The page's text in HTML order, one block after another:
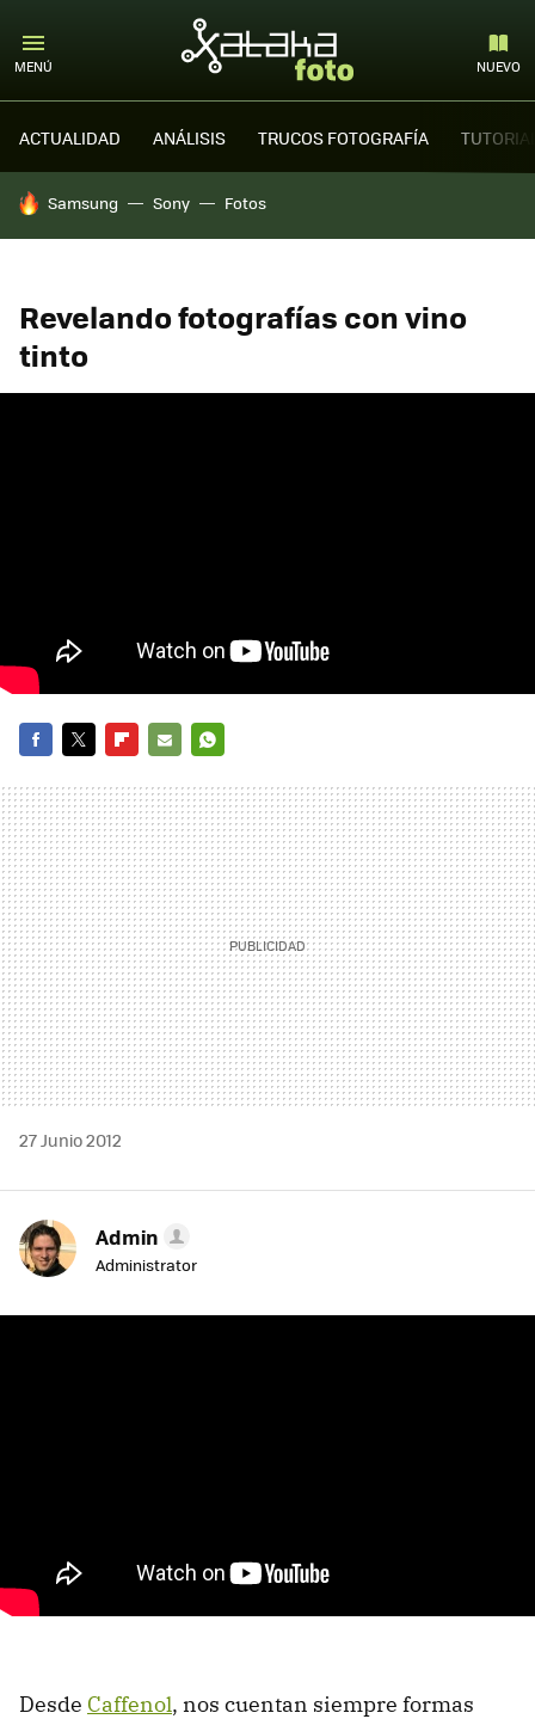
MENÚ NUEVO
ACTUALIDAD ANÁLISIS TRUCOS FOTOGRAFÍA
HOY SE HABLA DE
Samsung Sony Fotos
Revelando fotografías con vino
tinto
MAIL
27 Junio 2012
Admin
Administrator
Desde Caffenol, nos cuentan siempre formas